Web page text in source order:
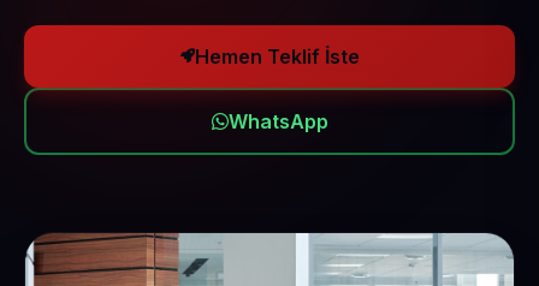
Hemen Teklif İste
WhatsApp